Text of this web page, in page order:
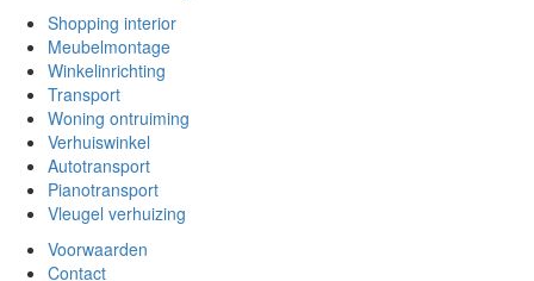
Shopping interior
Meubelmontage
Winkelinrichting
Transport
Woning ontruiming
Verhuiswinkel
Autotransport
Pianotransport
Vleugel verhuizing
Voorwaarden
Contact